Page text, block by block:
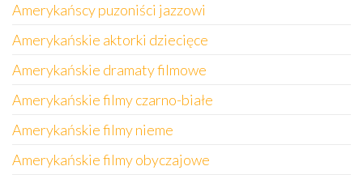
Amerykańscy puzoniści jazzowi
Amerykańskie aktorki dziecięce
Amerykańskie dramaty filmowe
Amerykańskie filmy czarno-białe
Amerykańskie filmy nieme
Amerykańskie filmy obyczajowe